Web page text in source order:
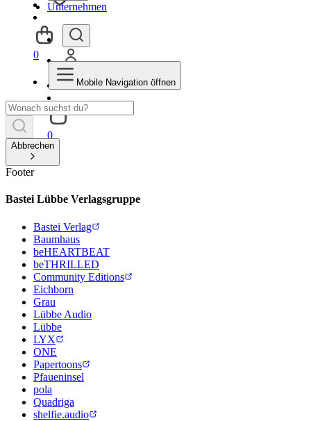
Unternehmen
0
0
Mobile Navigation öffnen
Abbrechen
Footer
Bastei Lübbe Verlagsgruppe
Bastei Verlag
Baumhaus
beHEARTBEAT
beTHRILLED
Community Editions
Eichborn
Grau
Lübbe Audio
Lübbe
LYX
ONE
Papertoons
Pfaueninsel
pola
Quadriga
shelfie.audio